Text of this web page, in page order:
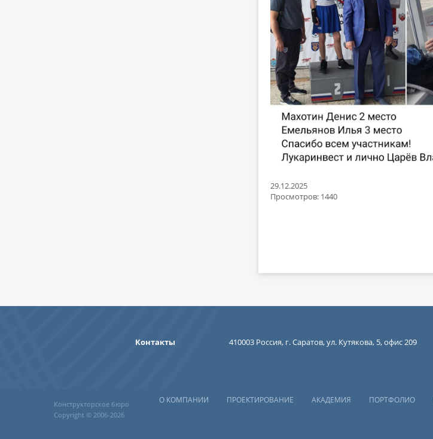
29.12.2025
Просмотров: 1440
Контакты 410003 Россия, г. Саратов, ул. Кутякова, 5, офис 209
Конструкторское бюро
Copyright © 2006-2026
О КОМПАНИИ ПРОЕКТИРОВАНИЕ АКАДЕМИЯ ПОРТФОЛИО